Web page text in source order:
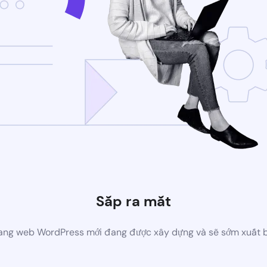
Sắp ra mắt
web WordPress mới đang được xây dựng và sẽ sớm xuất